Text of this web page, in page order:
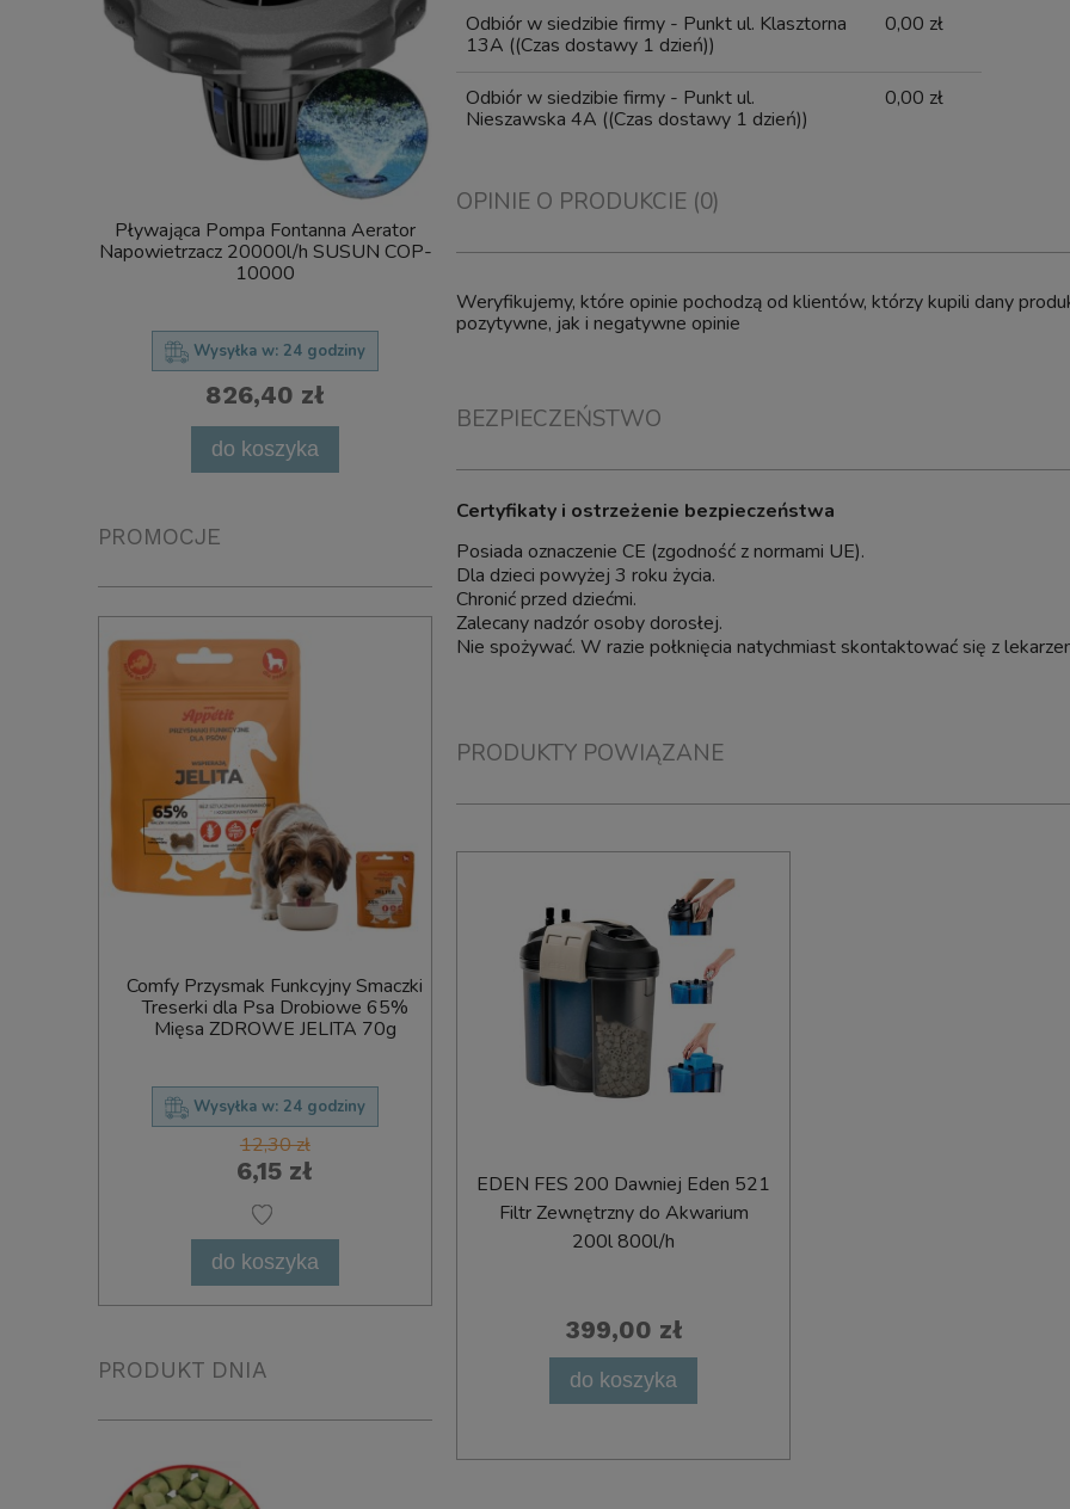
Pływająca Pompa Fontanna Aerator
Napowietrzacz 20000l/h SUSUN COP-
10000
Wysyłka w: 24 godziny
826,40 zł
do koszyka
6000L
WODNEGO STAWU KARPI
PROMOCJE
Comfy Przysmak Funkcyjny Smaczki
Treserki dla Psa Drobiowe 65%
Mięsa ZDROWE JELITA 70g
Wysyłka w: 24 godziny
12,30 zł
6,15 zł
do koszyka
Ciastka dla Psa Puppy Treats Mint
Treserki Ciasteczka Miętowe na
Oddech dla Psów 1kg Art. 33
12,49 zł
PRODUKT DNIA
Odbiór w siedzibie firmy - Punkt ul. Klasztorna
13A ((Czas dostawy 1 dzień))
0,00 zł
Odbiór w siedzibie firmy - Punkt ul.
Nieszawska 4A ((Czas dostawy 1 dzień))
0,00 zł
OPINIE O PRODUKCIE (0)
Weryfikujemy, które opinie pochodzą od klientów, którzy kupili dany
pozytywne, jak i negatywne opinie
BEZPIECZEŃSTWO
Certyfikaty i ostrzeżenie bezpieczeństwa
Posiada oznaczenie CE (zgodność z normami UE).
Dla dzieci powyżej 3 roku życia.
Chronić przed dziećmi.
Zalecany nadzór osoby dorosłej.
Nie spożywać. W razie połknięcia natychmiast skontaktować się z
PRODUKTY POWIĄZANE
EDEN FES 200 Dawniej Eden 521
Filtr Zewnętrzny do Akwarium
200l 800l/h
399,00 zł
do koszyka